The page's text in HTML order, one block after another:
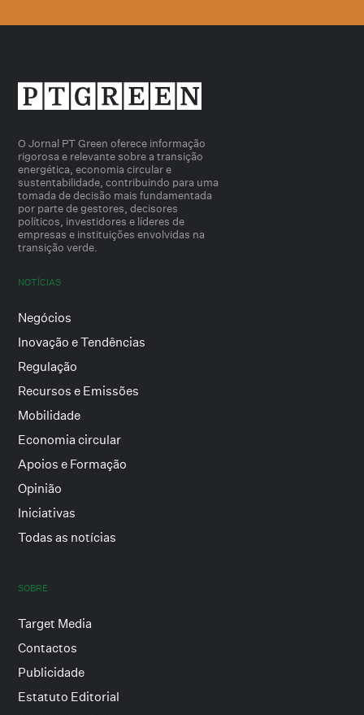
O Jornal PT Green oferece informação
rigorosa e relevante sobre a transição
energética, economia circular e
sustentabilidade, contribuindo para uma
tomada de decisão mais fundamentada
por parte de gestores, decisores
políticos, investidores e líderes de
empresas e instituições envolvidas na
transição verde.
NOTÍCIAS
Negócios
Inovação e Tendências
Regulação
Recursos e Emissões
Mobilidade
Economia circular
Apoios e Formação
Opinião
Iniciativas
Todas as notícias
SOBRE
Target Media
Contactos
Publicidade
Estatuto Editorial